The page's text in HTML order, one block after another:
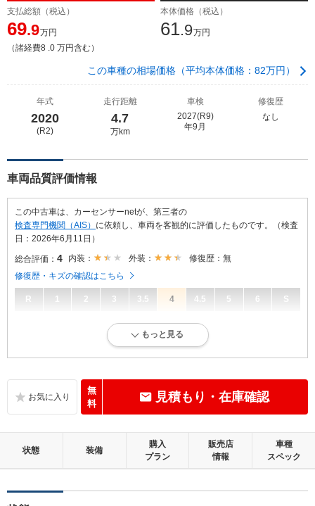
支払総額（税込）
69.9万円
（諸経費8 .0 万円含む）
本体価格（税込）
61.9万円
この車種の相場価格（平均本体価格：82万円）
年式
2020
(R2)
走行距離
4.7
万km
車検
2027(R9)
年9月
修復歴
なし
車両品質評価情報
この中古車は、カーセンサーnetが、第三者の
検査専門機関（AIS） に依頼し、車両を客観的に評価したものです。（検査
日：2026年6月11日）
総合評価： 4 内装： 外装：
修復歴：無
修復歴・キズの確認はこちら
R 1 2 3 3.5 4 4.5 5 6 S
内外装に目立たない多少のキズ、ヘコミが認められる状態です。
多少の加修を必要とする可能性があります。
修復歴：無
もっと見る
無
料
見積もり・在庫確認
状態 装備
購入
プラン
販売店
情報
車種
スペック